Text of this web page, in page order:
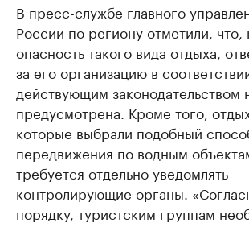
В пресс-службе главного
России по региону отметили, что,
опасность такого вида отдыха,
за его организацию в
действующим законодательством
предусмотрена. Кроме того,
которые выбрали подобный
передвижения по водным
требуется отдельно уведомлять
контролирующие органы.
порядку, туристским группам